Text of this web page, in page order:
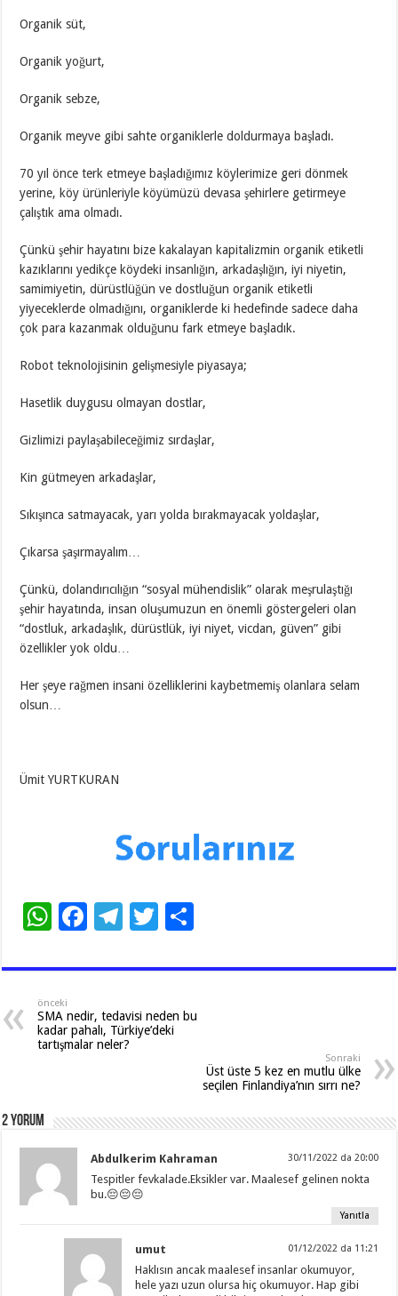
Organik süt,
Organik yoğurt,
Organik sebze,
Organik meyve gibi sahte organiklerle doldurmaya başladı.
70 yıl önce terk etmeye başladığımız köylerimize geri dönmek
yerine, köy ürünleriyle köyümüzü devasa şehirlere getirmeye
çalıştık ama olmadı.
Çünkü şehir hayatını bize kakalayan kapitalizmin organik etiketli
kazıklarını yedikçe köydeki insanlığın, arkadaşlığın, iyi niyetin,
samimiyetin, dürüstlüğün ve dostluğun organik etiketli
yiyeceklerde olmadığını, organiklerde ki hedefinde sadece daha
çok para kazanmak olduğunu fark etmeye başladık.
Robot teknolojisinin gelişmesiyle piyasaya;
Hasetlik duygusu olmayan dostlar,
Gizlimizi paylaşabileceğimiz sırdaşlar,
Kin gütmeyen arkadaşlar,
Sıkışınca satmayacak, yarı yolda bırakmayacak yoldaşlar,
Çıkarsa şaşırmayalım…
Çünkü, dolandırıcılığın “sosyal mühendislik” olarak meşrulaştığı
şehir hayatında, insan oluşumuzun en önemli göstergeleri olan
“dostluk, arkadaşlık, dürüstlük, iyi niyet, vicdan, güven” gibi
özellikler yok oldu…
Her şeye rağmen insani özelliklerini kaybetmemiş olanlara selam
olsun…
Ümit YURTKURAN
W
at
sA
p
p
F
e
o
o
T
e
a
m
T
tt
er
ar
önceki
SMA nedir, tedavisi neden bu
kadar pahalı, Türkiye’deki
tartışmalar neler?
Sonraki
Üst üste 5 kez en mutlu ülke
seçilen Finlandiya’nın sırrı ne?
2 Yorum
Abdulkerim Kahraman 30/11/2022 da 20:00
Tespitler fevkalade.Eksikler var. Maalesef gelinen nokta
bu.😔😔😔
Yanıtla
umut 01/12/2022 da 11:21
Haklısın ancak maalesef insanlar okumuyor,
hele yazı uzun olursa hiç okumuyor. Hap gibi